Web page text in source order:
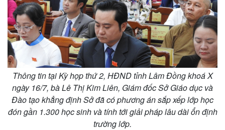
Thông tin tại Kỳ họp thứ 2, HĐND tỉnh Lâm Đồng khoá X
ngày 16/7, bà Lê Thị Kim Liên, Giám đốc Sở Giáo dục và
Đào tạo khẳng định Sở đã có phương án sắp xếp lớp học
đón gần 1.300 học sinh và tính tới giải pháp lâu dài ổn định
trường lớp.